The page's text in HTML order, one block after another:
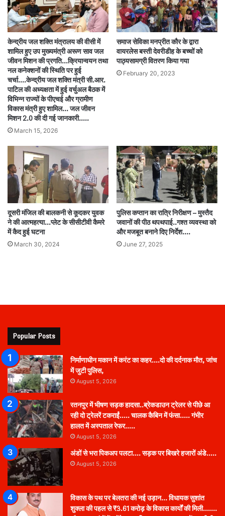
केन्द्रीय जल शक्ति मंत्रालय की वीसी में
शामिल हुए उप मुख्यमंत्री अरूण साव जल
जीवन मिशन की प्रगति…क्रियान्वयन तथा
नल कनेक्शनों की स्थिति पर हुई
चर्चा….केन्द्रीय जल शक्ति मंत्री सी.आर.
पाटिल की अध्यक्षता में हुई वर्चुअल बैठक में
विभिन्न राज्यों के पीएचई और ग्रामीण
विकास मंत्री हुए शामिल… जल जीवन
मिशन 2.0 की दी गई जानकारी…..
March 15, 2026
समाज सेविका मनप्रीत कौर के द्वारा
वायरलेस बस्ती देवरीडीह के बच्चों को
पाठ्यसामग्री वितरण किया गया
February 20, 2023
दूसरी मंजिल की बालकनी से कूदकर युवक
ने की आत्महत्या…प्लेट के सीसीटीवी कैमरे
में कैद हुई घटना
March 30, 2024
पुलिस कप्तान का रात्रि निरीक्षण – मुस्तैद
जवानों की पीठ थपथपाई..गश्त व्यवस्था को
और मजबूत बनाने दिए निर्देश….
June 27, 2025
Popular Posts
निर्माणाधीन मकान में करंट का कहर….दो की दर्दनाक मौत, जांच
में जुटी पुलिस,
August 5, 2026
रतनपुर में भीषण सड़क हादसा..ब्रेकडाउन ट्रेलर से पीछे आ
रही दो ट्रेलरें टकराईं….. चालक कैबिन में फंसा….. गंभीर
हालत में अस्पताल रेफर…..
August 5, 2026
अंडों से भरा पिकअप पलटा…. सड़क पर बिखरे हजारों अंडे…..
August 5, 2026
विकास के पथ पर बेलतरा की नई उड़ान… विधायक सुशांत
शुक्ला की पहल से ₹3.61 करोड़ के विकास कार्यों की मिली…….